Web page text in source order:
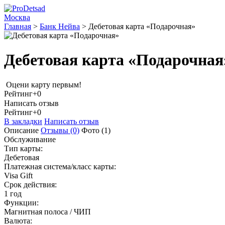
Москва
Главная > Банк Нейва > Дебетовая карта «Подарочная»
Дебетовая карта
Оцени карту первым!
Рейтинг+0
Написать отзыв
Рейтинг+0
В закладки Написать отзыв
Описание Отзывы (0) Фото (1)
Обслуживание
Тип карты:
Дебетовая
Платежная система/класс карты:
Visa Gift
Срок действия:
1 год
Функции:
Магнитная полоса / ЧИП
Валюта: